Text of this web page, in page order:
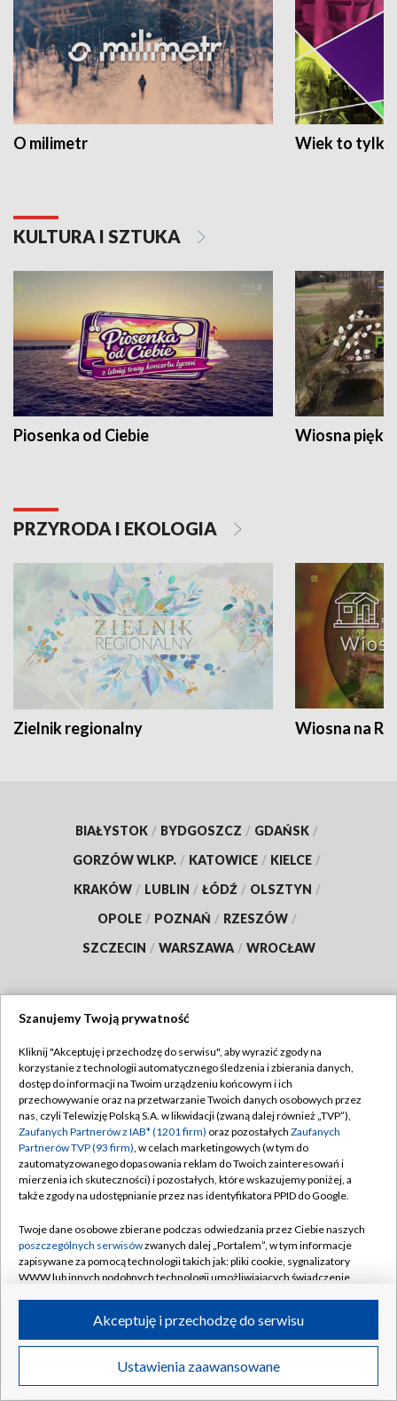
O milimetr Wiek to tylko
KULTURA I SZTUKA
Piosenka od Ciebie Wiosna
PRZYRODA I EKOLOGIA
Zielnik regionalny Wiosna na
BIAŁYSTOK / BYDGOSZCZ / GDAŃSK /
GORZÓW WLKP. / KATOWICE / KIELCE /
KRAKÓW / LUBLIN / ŁÓDŹ / OLSZTYN /
OPOLE / POZNAŃ / RZESZÓW /
SZCZECIN / WARSZAWA / WROCŁAW
TVP
Abonament TVP
Emisja w TVP
Centrum informacji TVP
Naziemna Telewizja Cyfrowa
Rada Programowa
System NOS
Informacje o nadawcy
Program dla prasy
Ogłoszenie przetargowe
Regulamin TVP
Polityka prywatności
Moje zgody
Pomoc
Kontakt
Kanały
©2026 Telewizja Polska S.A. w likwidacji
Szanujemy Twoją prywatność
Kliknij "Akceptuję i przechodzę do serwisu", aby wyrazić zgody na
korzystanie z technologii automatycznego śledzenia i zbierania danych,
dostęp do informacji na Twoim urządzeniu końcowym i ich
przechowywanie oraz na przetwarzanie Twoich danych osobowych przez
nas, czyli Telewizję Polską S.A. w likwidacji (zwaną dalej również „TVP”),
Zaufanych Partnerów z IAB* (1201 firm) oraz pozostałych Zaufanych
Partnerów TVP (93 firm), w celach marketingowych (w tym do
zautomatyzowanego dopasowania reklam do Twoich zainteresowań i
mierzenia ich skuteczności) i pozostałych, które wskazujemy poniżej, a
także zgody na udostępnianie przez nas identyfikatora PPID do Google.
Twoje dane osobowe zbierane podczas odwiedzania przez Ciebie naszych
poszczególnych serwisówzwanych dalej „Portalem”, w tym informacje
zapisywane za pomocą technologii takich jak: pliki cookie, sygnalizatory
WWW lub innych podobnych technologii umożliwiających świadczenie
ruchu w Internecie.
Twoje dane osobowe zbierane podczas odwiedzania przez Ciebie
poszczególnych serwisówna Portalu, takie jak adresy IP, identyfikatory
Ustawienia zaawansowane
Akceptuję i przechodzę do serwisu